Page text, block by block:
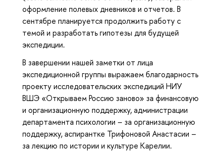
оформление полевых дневников и отчетов. В
сентябре планируется продолжить работу с
темой и разработать гипотезы для будущей
экспедиции.
В завершении нашей заметки от лица
экспедиционной группы выражаем благодарность
проекту исследовательских экспедиций НИУ
ВШЭ «Открываем Россию заново» за финансовую
и организационную поддержку, администрации
департамента психологии – за организационную
поддержку, аспирантке Трифоновой Анастасии –
за лекцию по истории и культуре Карелии.